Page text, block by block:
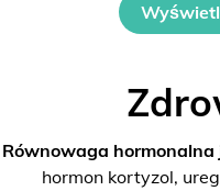
Równowaga hormonalna
hormon kortyzol,